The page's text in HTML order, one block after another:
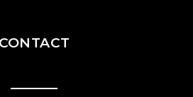
CONTACT